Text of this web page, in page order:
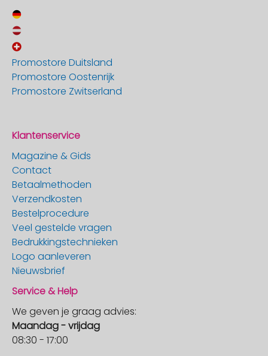
Promostore Duitsland
Promostore Oostenrijk
Promostore Zwitserland
Klantenservice
Magazine & Gids
Contact
Betaalmethoden
Verzendkosten
Bestelprocedure
Veel gestelde vragen
Bedrukkingstechnieken
Logo aanleveren
Nieuwsbrief
Service & Help
We geven je graag advies:
Maandag - vrijdag
08:30 - 17:00